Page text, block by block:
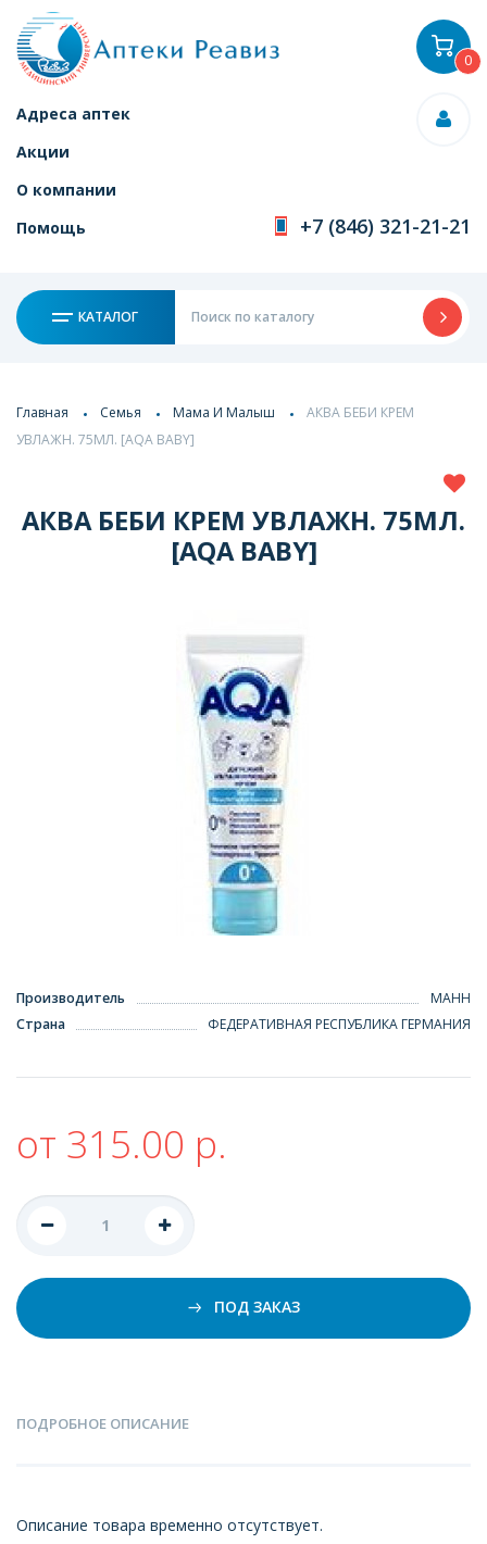
Адреса аптек
Акции
О компании
Помощь
+7 (846) 321-21-21
КАТАЛОГ
0
Главная Семья Мама И Малыш
АКВА БЕБИ КРЕМ
УВЛАЖН. 75МЛ. [AQA BABY]
АКВА БЕБИ КРЕМ УВЛАЖН. 75МЛ.
[AQA BABY]
Производитель
МАНН
Страна
ФЕДЕРАТИВНАЯ РЕСПУБЛИКА ГЕРМАНИЯ
от 315.00 р.
ПОД ЗАКАЗ
ПОДРОБНОЕ ОПИСАНИЕ
Описание товара временно отсутствует.